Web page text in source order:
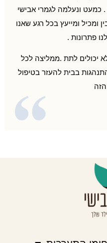
כמעט ונעלמה לגמרי אבישי
ומכיל ומייעץ בכל רגע שאנו
פתרונות .
יכולים לתת .ממליצה לכל
בבית להעזר בטיפול